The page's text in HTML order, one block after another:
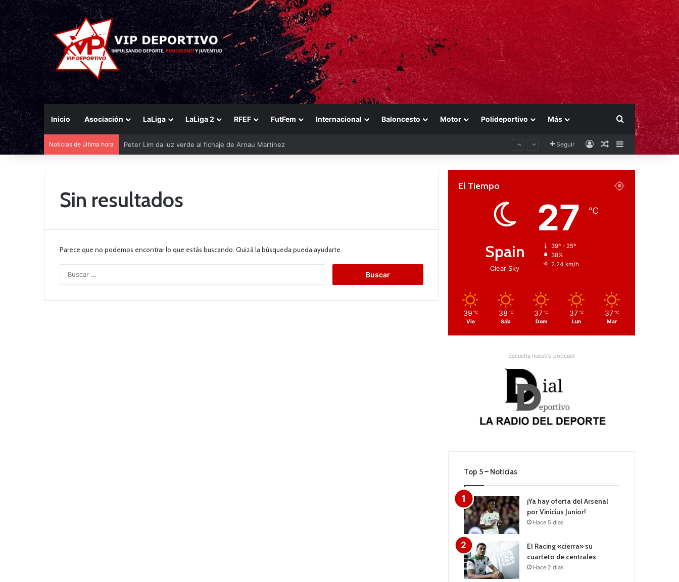
Inicio Asociación LaLiga LaLiga 2 RFEF FutFem Internacional Baloncesto Motor Polideportivo Más Buscar por
Noticias de última hora Peter Lim da luz verde al fichaje de Arnau Martínez Seguir AccesoPublicación al
Barra lateral
Sin resultados
Parece que no podemos encontrar lo que estás buscando. Quizá la búsqueda pueda ayudarte.
c
El Tiempo
Spain
Clear Sky
27 ℃
39º - 25º
38%
2.24 km/h
39 ℃
Vie
38 ℃
Sáb
37 ℃
Dom
37 ℃
Lun
37 ℃
Mar
Escucha nuestro podcast
Top 5 – Noticias
¡Ya hay oferta del Arsenal
por Vinicius Junior!
Hace 5 días
El Racing «cierra» su
cuarteto de centrales
Hace 2 días